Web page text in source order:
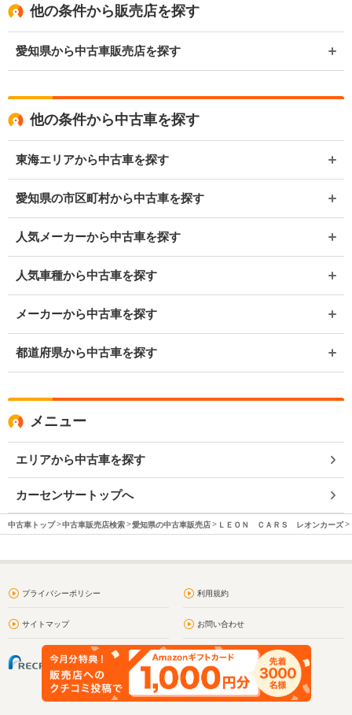
他の条件から販売店を探す
愛知県から中古車販売店を探す
他の条件から中古車を探す
東海エリアから中古車を探す
愛知県の市区町村から中古車を探す
人気メーカーから中古車を探す
人気車種から中古車を探す
メーカーから中古車を探す
都道府県から中古車を探す
メニュー
エリアから中古車を探す
カーセンサートップへ
中古車トップ 中古車販売店検索 愛知県の中古車販売店 ＬＥＯＮ ＣＡＲＳ レオンカーズ
プライバシーポリシー 利用規約
サイトマップ お問い合わせ